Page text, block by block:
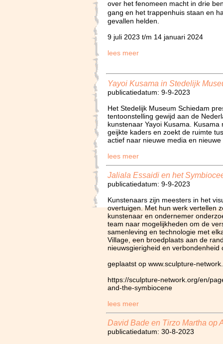
over het fenomeen macht in drie
gang en het trappenhuis staan en
gevallen helden.
9 juli 2023 t/m 14 januari 2024
lees meer
Yayoi Kusama in Stedelijk
publicatiedatum: 9-9-2023
Het Stedelijk Museum Schiedam
tentoonstelling gewijd aan de
kunstenaar Yayoi Kusama.
geijkte kaders en zoekt de ruimte
actief naar nieuwe media en
lees meer
Jaliala Essaidi en het
publicatiedatum: 9-9-2023
Kunstenaars zijn meesters in het
overtuigen. Met hun werk vertellen
kunstenaar en ondernemer
team naar mogelijkheden om de
samenleving en technologie met
Village, een broedplaats aan de
nieuwsgierigheid en verbondenheid
geplaatst op www.sculpture-
https://sculpture-network.org/en/
and-the-symbiocene
lees meer
David Bade en Tirzo Martha op
publicatiedatum: 30-8-2023